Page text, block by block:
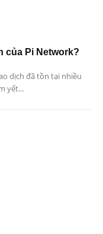
của Pi Network?
dịch đã tồn tại nhiều
yết...